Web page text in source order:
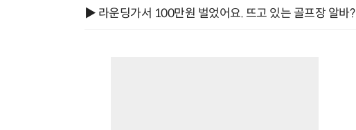
▶ 라운딩가서 100만원 벌었어요. 뜨고 있는 골프장 알바?